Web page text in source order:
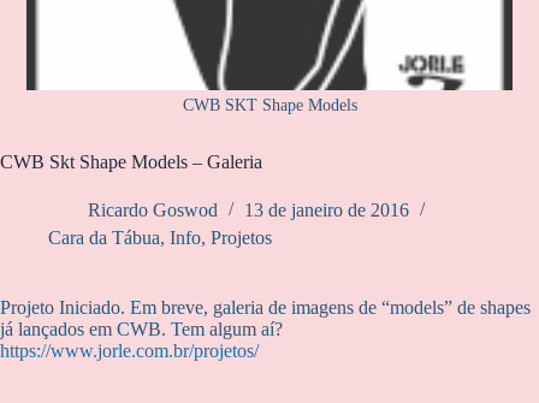
CWB SKT Shape Models
CWB Skt Shape Models – Galeria
Ricardo Goswod
13 de janeiro de 2016
Cara da Tábua, Info, Projetos
Projeto Iniciado. Em breve, galeria de imagens de “models” de shapes
já lançados em CWB. Tem algum aí?
https://www.jorle.com.br/projetos/